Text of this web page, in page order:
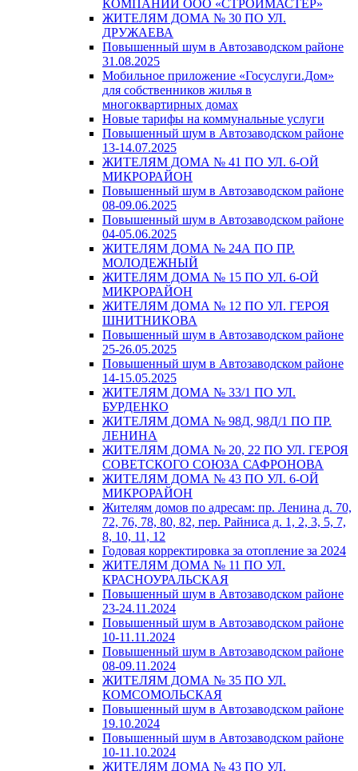
КОМПАНИИ ООО «СТРОЙМАСТЕР»
ЖИТЕЛЯМ ДОМА № 30 ПО УЛ.
ДРУЖАЕВА
Повышенный шум в Автозаводском районе
31.08.2025
Мобильное приложение «Госуслуги.Дом»
для собственников жилья в
многоквартирных домах
Новые тарифы на коммунальные услуги
Повышенный шум в Автозаводском районе
13-14.07.2025
ЖИТЕЛЯМ ДОМА № 41 ПО УЛ. 6-ОЙ
МИКРОРАЙОН
Повышенный шум в Автозаводском районе
08-09.06.2025
Повышенный шум в Автозаводском районе
04-05.06.2025
ЖИТЕЛЯМ ДОМА № 24А ПО ПР.
МОЛОДЕЖНЫЙ
ЖИТЕЛЯМ ДОМА № 15 ПО УЛ. 6-ОЙ
МИКРОРАЙОН
ЖИТЕЛЯМ ДОМА № 12 ПО УЛ. ГЕРОЯ
ШНИТНИКОВА
Повышенный шум в Автозаводском районе
25-26.05.2025
Повышенный шум в Автозаводском районе
14-15.05.2025
ЖИТЕЛЯМ ДОМА № 33/1 ПО УЛ.
БУРДЕНКО
ЖИТЕЛЯМ ДОМА № 98Д, 98Д/1 ПО ПР.
ЛЕНИНА
ЖИТЕЛЯМ ДОМА № 20, 22 ПО УЛ. ГЕРОЯ
СОВЕТСКОГО СОЮЗА САФРОНОВА
ЖИТЕЛЯМ ДОМА № 43 ПО УЛ. 6-ОЙ
МИКРОРАЙОН
Жителям домов по адресам: пр. Ленина д. 70,
72, 76, 78, 80, 82, пер. Райниса д. 1, 2, 3, 5, 7,
8, 10, 11, 12
Годовая корректировка за отопление за 2024
ЖИТЕЛЯМ ДОМА № 11 ПО УЛ.
КРАСНОУРАЛЬСКАЯ
Повышенный шум в Автозаводском районе
23-24.11.2024
Повышенный шум в Автозаводском районе
10-11.11.2024
Повышенный шум в Автозаводском районе
08-09.11.2024
ЖИТЕЛЯМ ДОМА № 35 ПО УЛ.
КОМСОМОЛЬСКАЯ
Повышенный шум в Автозаводском районе
19.10.2024
Повышенный шум в Автозаводском районе
10-11.10.2024
ЖИТЕЛЯМ ДОМА № 43 ПО УЛ.